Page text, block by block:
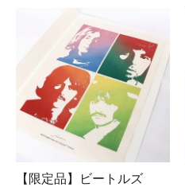
【限定品】ビートルズ